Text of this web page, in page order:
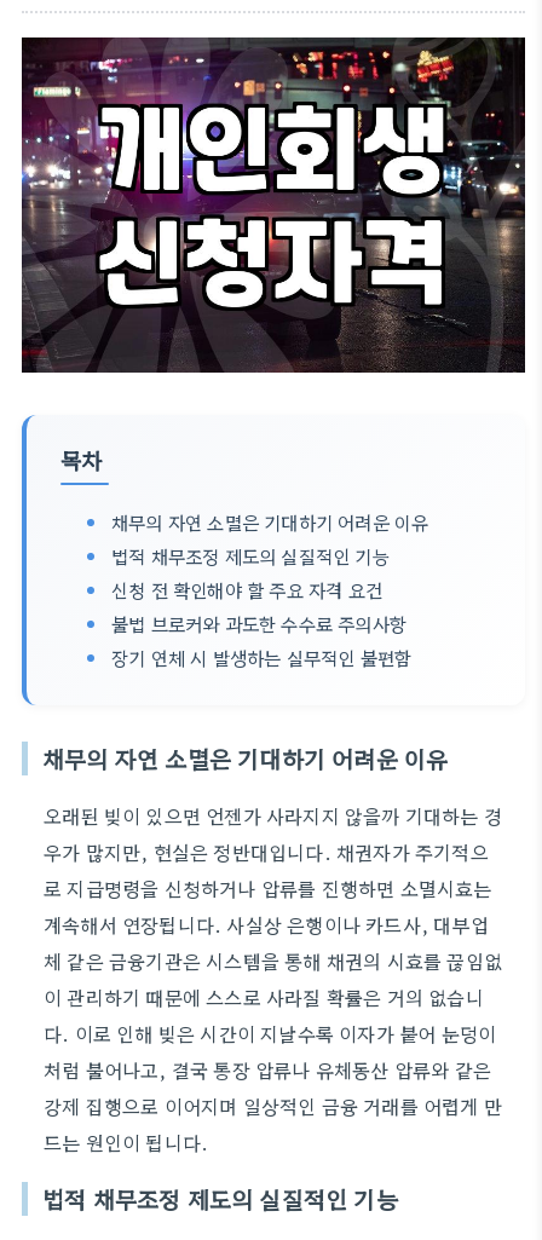
목차
채무의 자연 소멸은 기대하기 어려운 이유
법적 채무조정 제도의 실질적인 기능
신청 전 확인해야 할 주요 자격 요건
불법 브로커와 과도한 수수료 주의사항
장기 연체 시 발생하는 실무적인 불편함
채무의 자연 소멸은 기대하기 어려운 이유
오래된 빚이 있으면 언젠가 사라지지 않을까 기대하는 경
우가 많지만, 현실은 정반대입니다. 채권자가 주기적으
로 지급명령을 신청하거나 압류를 진행하면 소멸시효는
계속해서 연장됩니다. 사실상 은행이나 카드사, 대부업
체 같은 금융기관은 시스템을 통해 채권의 시효를 끊임없
이 관리하기 때문에 스스로 사라질 확률은 거의 없습니
다. 이로 인해 빚은 시간이 지날수록 이자가 붙어 눈덩이
처럼 불어나고, 결국 통장 압류나 유체동산 압류와 같은
강제 집행으로 이어지며 일상적인 금융 거래를 어렵게 만
드는 원인이 됩니다.
법적 채무조정 제도의 실질적인 기능